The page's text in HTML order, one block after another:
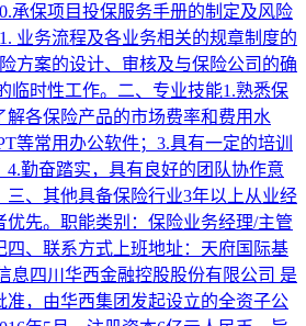
承保项目投保服务手册的制定及风险
业务流程及各业务相关的规章制度的
方案的设计、审核及与保险公司的确
临时性工作。二、专业技能1.熟悉保
解各保险产品的市场费率和费用水
等常用办公软件；3.具有一定的培训
4.勤奋踏实，具有良好的团队协作意
三、其他具备保险行业3年以上从业经
优先。职能类别：保险业务经理/主管
四、联系方式上班地址：天府国际基
息四川华西金融控股股份有限公司 是
准，由华西集团发起设立的全资子公